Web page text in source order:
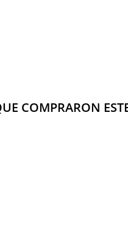
COMPRARON